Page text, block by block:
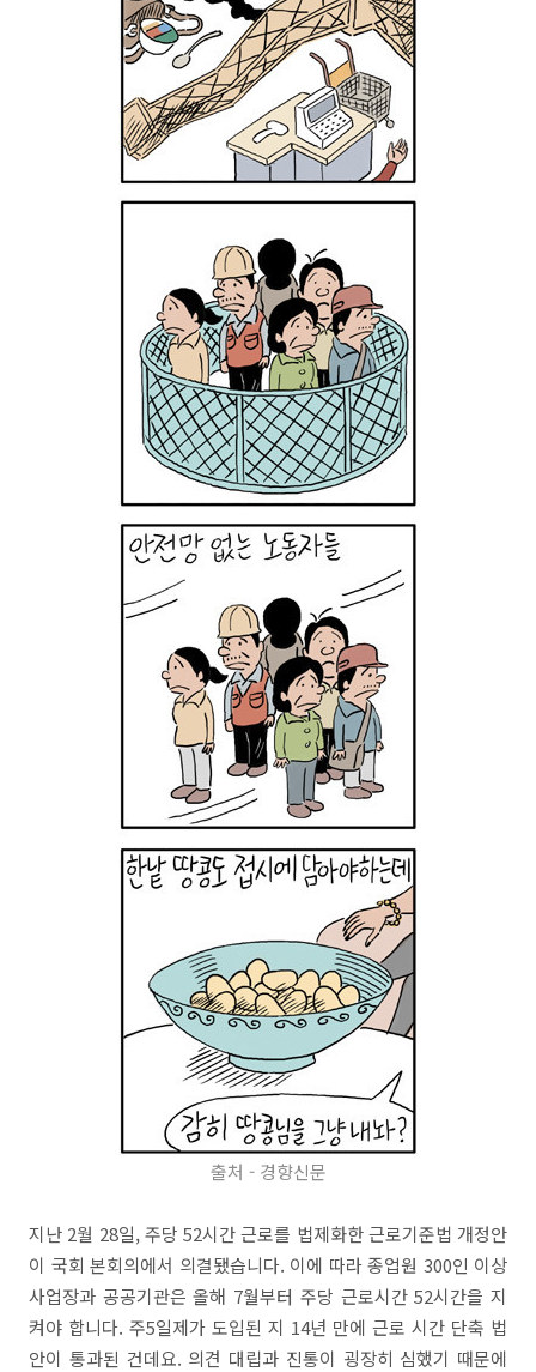
출처 - 경향신문
지난 2월 28일, 주당 52시간 근로를 법제화한 근로기준법 개정안
이 국회 본회의에서 의결됐습니다. 이에 따라 종업원 300인 이상
사업장과 공공기관은 올해 7월부터 주당 근로시간 52시간을 지
켜야 합니다. 주5일제가 도입된 지 14년 만에 근로 시간 단축 법
안이 통과된 건데요. 의견 대립과 진통이 굉장히 심했기 때문에